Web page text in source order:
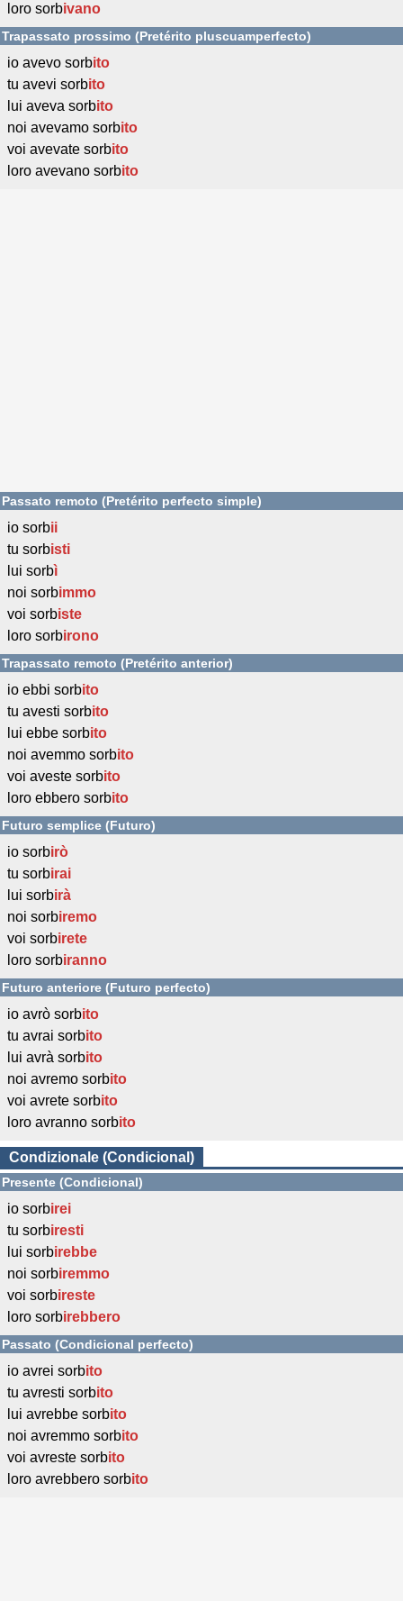
loro sorbivano
Trapassato prossimo (Pretérito pluscuamperfecto)
io avevo sorbito
tu avevi sorbito
lui aveva sorbito
noi avevamo sorbito
voi avevate sorbito
loro avevano sorbito
Passato remoto (Pretérito perfecto simple)
io sorbii
tu sorbisti
lui sorbì
noi sorbimmo
voi sorbiste
loro sorbirono
Trapassato remoto (Pretérito anterior)
io ebbi sorbito
tu avesti sorbito
lui ebbe sorbito
noi avemmo sorbito
voi aveste sorbito
loro ebbero sorbito
Futuro semplice (Futuro)
io sorbirò
tu sorbirai
lui sorbirà
noi sorbiremo
voi sorbirete
loro sorbiranno
Futuro anteriore (Futuro perfecto)
io avrò sorbito
tu avrai sorbito
lui avrà sorbito
noi avremo sorbito
voi avrete sorbito
loro avranno sorbito
Condizionale (Condicional)
Presente (Condicional)
io sorbirei
tu sorbiresti
lui sorbirebbe
noi sorbiremmo
voi sorbireste
loro sorbirebbero
Passato (Condicional perfecto)
io avrei sorbito
tu avresti sorbito
lui avrebbe sorbito
noi avremmo sorbito
voi avreste sorbito
loro avrebbero sorbito